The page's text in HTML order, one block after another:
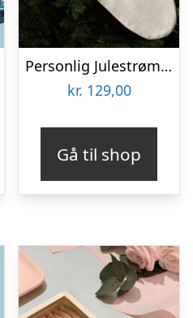
Personlig Julestrømpe med Tekst
kr. 129,00
Gå til shop